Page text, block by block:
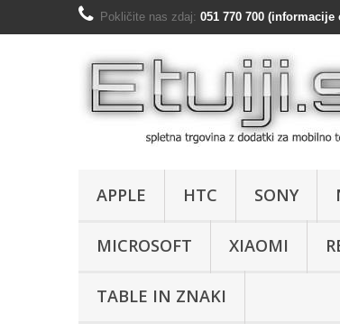
Pokličite nas zdaj: 051 770 700
APPLE HTC SONY
MICROSOFT XIAOMI
TABLE IN ZNAKI